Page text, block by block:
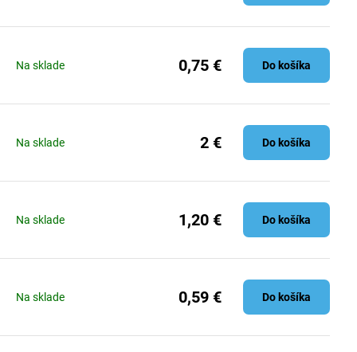
Na sklade 0,75 € Do košíka
Na sklade 2 € Do košíka
Na sklade 1,20 € Do košíka
Na sklade 0,59 € Do košíka